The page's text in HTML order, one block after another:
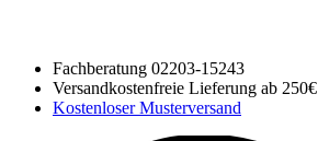
Fachberatung 02203-15243
Versandkostenfreie Lieferung ab 250€
Kostenloser Musterversand